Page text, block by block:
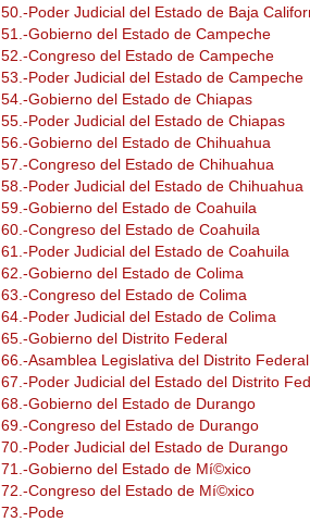
50.-Poder Judicial del Estado de Baja
51.-Gobierno del Estado de Campeche
52.-Congreso del Estado de Campeche
53.-Poder Judicial del Estado de Campeche
54.-Gobierno del Estado de Chiapas
55.-Poder Judicial del Estado de Chiapas
56.-Gobierno del Estado de Chihuahua
57.-Congreso del Estado de Chihuahua
58.-Poder Judicial del Estado de Chihuahua
59.-Gobierno del Estado de Coahuila
60.-Congreso del Estado de Coahuila
61.-Poder Judicial del Estado de Coahuila
62.-Gobierno del Estado de Colima
63.-Congreso del Estado de Colima
64.-Poder Judicial del Estado de Colima
65.-Gobierno del Distrito Federal
66.-Asamblea Legislativa del Distrito Federal
67.-Poder Judicial del Estado del Distrito
68.-Gobierno del Estado de Durango
69.-Congreso del Estado de Durango
70.-Poder Judicial del Estado de Durango
71.-Gobierno del Estado de Mí©xico
72.-Congreso del Estado de Mí©xico
73.-Pode